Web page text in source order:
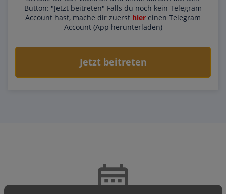
Button: "Jetzt beitreten" Falls du noch kein Telegram
Account hast, mache dir zuerst hier einen Telegram
Account (App herunterladen)
Jetzt beitreten